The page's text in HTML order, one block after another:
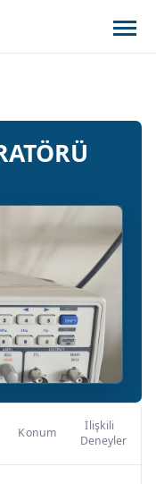
Konum
İlişkili
Deneyler